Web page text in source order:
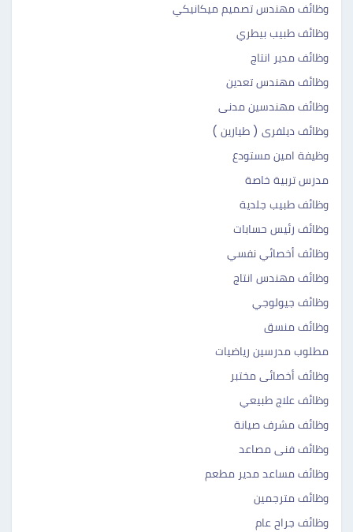
وظائف مهندس تصميم ميكانيكي
وظائف طبيب بيطري
وظائف مدير انتاج
وظائف مهندس تعدين
وظائف مهندسين مدنى
وظائف ديلفرى ( طيارين )
وظيفة امين مستودع
مدرس تربية خاصة
وظائف طبيب جلدية
وظائف رئيس حسابات
وظائف أخصائي نفسي
وظائف مهندس انتاج
وظائف جيولوجي
وظائف منسق
مطلوب مدرسين رياضيات
وظائف أخصائى مختبر
وظائف علاج طبيعي
وظائف مشرف صيانة
وظائف فنى مصاعد
وظائف مساعد مدير مطعم
وظائف مترجمين
وظائف جراح عام